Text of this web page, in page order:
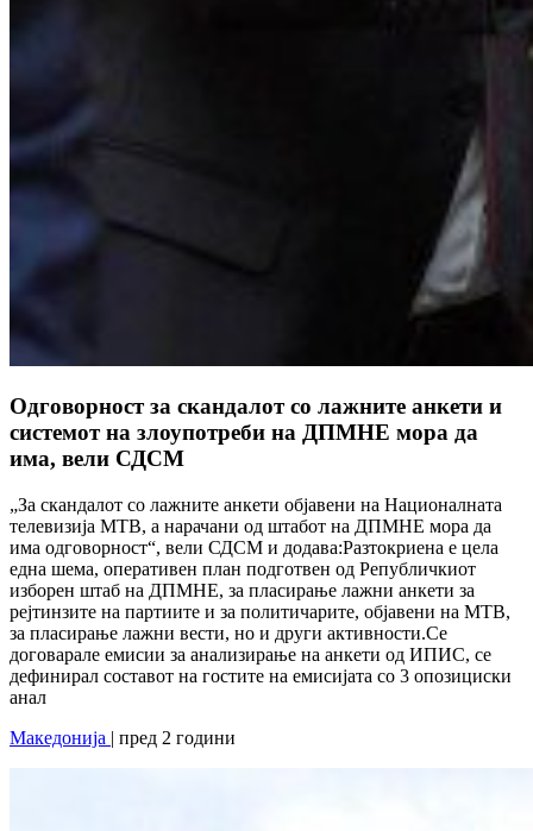
Одговорност за скандалот со лажните анкети и
системот на злоупотреби на ДПМНЕ мора да
има, вели СДСМ
„За скандалот со лажните анкети објавени на Националната
телевизија МТВ, а нарачани од штабот на ДПМНЕ мора да
има одговорност“, вели СДСМ и додава:Разтокриена е цела
една шема, оперативен план подготвен од Републичкиот
изборен штаб на ДПМНЕ, за пласирање лажни анкети за
рејтинзите на партиите и за политичарите, објавени на МТВ,
за пласирање лажни вести, но и други активности.Се
договарале емисии за анализирање на анкети од ИПИС, се
дефинирал составот на гостите на емисијата со 3 опозициски
анал
Македонија | пред 2 години